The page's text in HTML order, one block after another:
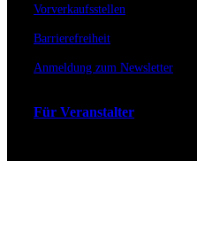
Vorverkaufsstellen
Barrierefreiheit
Anmeldung zum Newsletter
Für Veranstalter